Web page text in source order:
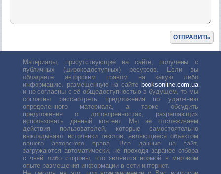
Материалы, присутствующие на сайте, получены с
публичных (широкодоступных) ресурсов. Если вы
обладаете авторским правом на какую либо
информацию, размещенную на сайте booksonline.com.ua
и не согласны с её общедоступностью в будущем, то мы
согласны рассмотреть предложения по удалению
определенного материала, а также обсудить
предложения о договоренностях, разрешающих
использовать данный контент. Мы не отслеживаем
действия пользователей, которые самостоятельно
выкладывают источники текстов, являющиеся объектом
вашего авторского права. Все данные на сайт,
загружаются автоматически, не проходя заранее отбора
с чьей либо стороны, что является нормой в мировом
опыте размещения информации в сети интернет.
Не смотря на это, при возникновении у Вас вопросов